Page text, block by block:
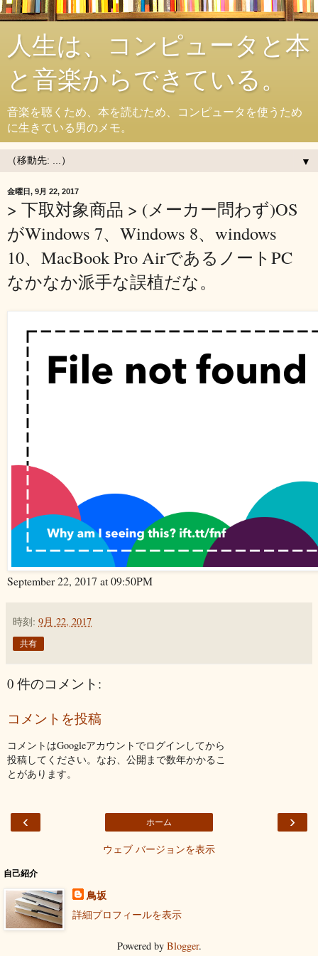
人生は、コンピュータと本
と音楽からできている。
音楽を聴くため、本を読むため、コンピュータを使うため
に生きている男のメモ。
▼
金曜日, 9月 22, 2017
> 下取対象商品 > (メーカー問わず)OS
がWindows 7、Windows 8、windows
10、MacBook Pro AirであるノートPC
なかなか派手な誤植だな。
September 22, 2017 at 09:50PM
時刻: 9月 22, 2017
共有
0 件のコメント:
コメントを投稿
コメントはGoogleアカウントでログインしてから
投稿してください。なお、公開まで数年かかるこ
とがあります。
‹ ›
ホーム
ウェブ バージョンを表示
自己紹介
鳥坂
詳細プロフィールを表示
Powered by Blogger.